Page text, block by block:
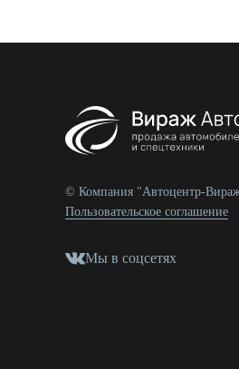
© Компания "Автоцентр-
Пользовательское соглашение
Мы в соцсетях